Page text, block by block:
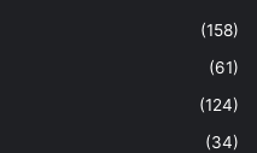
(158)
(61)
(124)
(34)